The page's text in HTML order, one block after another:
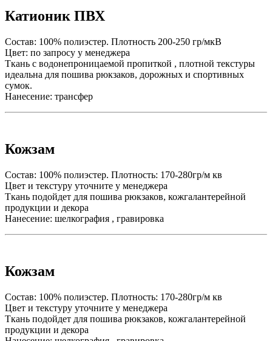
Катионик ПВХ
Состав: 100% полиэстер. Плотность 200-250 гр/мкВ
Цвет: по запросу у менеджера
Ткань с водонепроницаемой пропиткой , плотной текстуры
идеальна для пошива рюкзаков, дорожных и спортивных
сумок.
Нанесение: трансфер
Кожзам
Состав: 100% полиэстер. Плотность: 170-280гр/м кв
Цвет и текстуру уточните у менеджера
Ткань подойдет для пошива рюкзаков, кожгалантерейной
продукции и декора
Нанесение: шелкография , гравировка
Кожзам
Состав: 100% полиэстер. Плотность: 170-280гр/м кв
Цвет и текстуру уточните у менеджера
Ткань подойдет для пошива рюкзаков, кожгалантерейной
продукции и декора